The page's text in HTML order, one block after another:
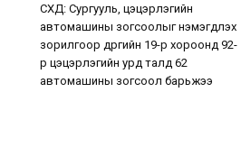
СХД: Сургууль, цэцэрлэгийн
автомашины зогсоолыг нэмэгдүүлэх
зорилгоор дүүргийн 19-р хороонд 92-
р цэцэрлэгийн урд талд 62
автомашины зогсоол барьжээ